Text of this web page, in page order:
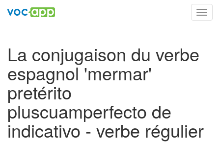
La conjugaison du verbe
espagnol 'mermar'
pretérito
pluscuamperfecto de
indicativo - verbe régulier